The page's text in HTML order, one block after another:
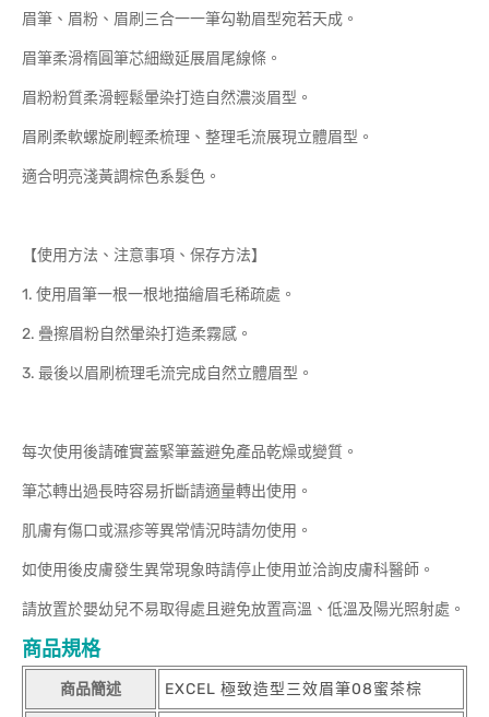
眉筆、眉粉、眉刷三合一一筆勾勒眉型宛若天成。
眉筆柔滑楕圓筆芯細緻延展眉尾線條。
眉粉粉質柔滑輕鬆暈染打造自然濃淡眉型。
眉刷柔軟螺旋刷輕柔梳理、整理毛流展現立體眉型。
適合明亮淺黃調棕色系髮色。
【使用方法、注意事項、保存方法】
1. 使用眉筆一根一根地描繪眉毛稀疏處。
2. 疊擦眉粉自然暈染打造柔霧感。
3. 最後以眉刷梳理毛流完成自然立體眉型。
每次使用後請確實蓋緊筆蓋避免產品乾燥或變質。
筆芯轉出過長時容易折斷請適量轉出使用。
肌膚有傷口或濕疹等異常情況時請勿使用。
如使用後皮膚發生異常現象時請停止使用並洽詢皮膚科醫師。
請放置於嬰幼兒不易取得處且避免放置高溫、低溫及陽光照射處。
商品規格
商品簡述 EXCEL 極致造型三效眉筆08蜜茶棕